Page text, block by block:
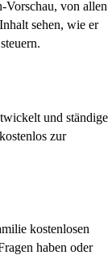
Vorschau, von allen
sehen, wie er
und ständige
zur
kostenlosen
haben oder